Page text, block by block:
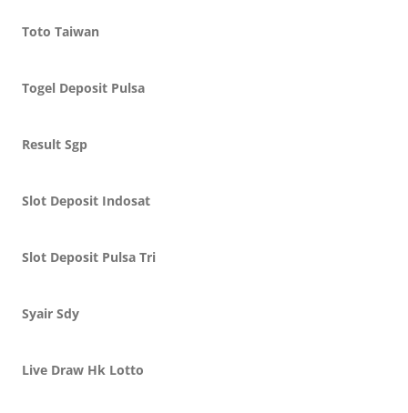
Toto Taiwan
Togel Deposit Pulsa
Result Sgp
Slot Deposit Indosat
Slot Deposit Pulsa Tri
Syair Sdy
Live Draw Hk Lotto